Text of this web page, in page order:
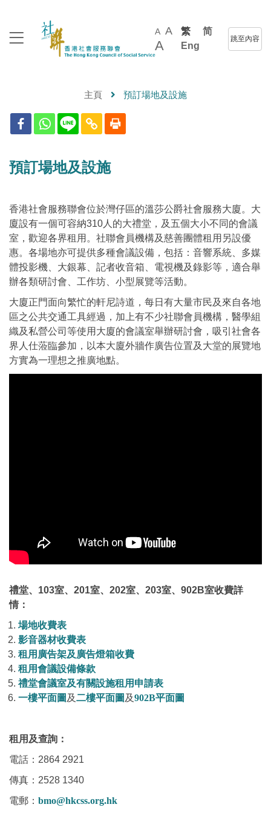
A A
A
繁
简
Eng
跳至內容
主頁 預訂場地及設施
預訂場地及設施
香港社會服務聯會位於灣仔區的溫莎公爵社會服務大廈。大
廈設有一個可容納310 人的大禮堂，及五個大小不同的會議
室，歡迎各界租用。社聯會員機構及慈善團體租用另設優
惠。各場地亦可提供多種會議設備，包括：音響系統、多媒
體投影機、大銀幕、記者收音箱、電視機及錄影等，適合舉
辦各類研討會、工作坊、小型展覽等活動。
大廈正門面向繁忙的軒尼詩道，每日有大量市民及來自各地
區之公共交通工具經過，加上有不少社聯會員機構，醫學組
織及私營公司等使用大廈的會議室舉辦研討會，吸引社會各
界人仕蒞臨參加，以本大廈外牆作廣告位置及大堂的展覽地
方實為一理想之推廣地點。
禮堂、103室、201室、202室、203室、902B室收費詳
情：
場地收費表
影音器材收費表
租用廣告架及廣告燈箱收費
租用會議設備條款
禮堂會議室及有關設施租用申請表
一樓平面圖 及二樓平面圖 及902B平面圖
租用及查詢：
電話：2864 2921
傳真：2528 1340
電郵： bmo@hkcss.org.hk